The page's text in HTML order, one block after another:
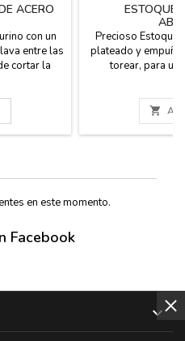
ACERO
con un
entre las
cortar la
de torero
funda de
Si estas
entrega
ESTOQUE
Precioso Estoque
plateado y
torear, para
taurinos. Es de
color caoba.
de largo

en este momento.
Facebook
